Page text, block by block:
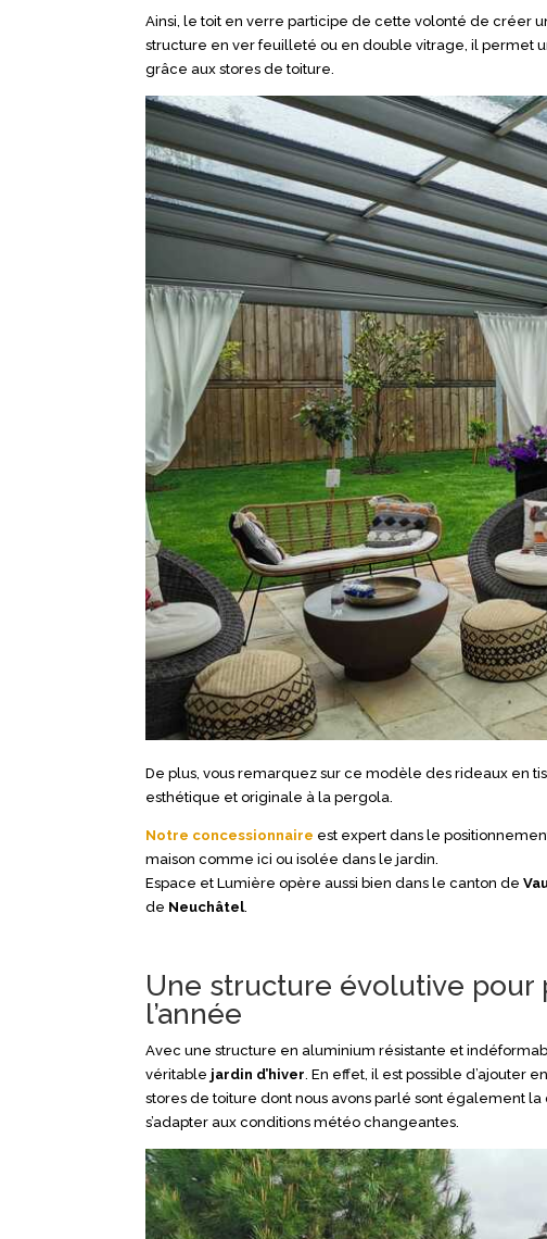
Ainsi, le toit en verre participe de cette volonté de créer
structure en ver feuilleté ou en double vitrage, il permet
grâce aux stores de toiture.
De plus, vous remarquez sur ce modèle des rideaux en
esthétique et originale à la pergola.
Notre concessionnaire est expert dans le
maison comme ici ou isolée dans le jardin.
Espace et Lumière opère aussi bien dans le canton de
de Neuchâtel.
Une structure évolutive
l’année
Avec une structure en aluminium résistante et
véritable jardin d’hiver. En effet, il est possible d’ajouter
stores de toiture dont nous avons parlé sont également
s’adapter aux conditions météo changeantes.